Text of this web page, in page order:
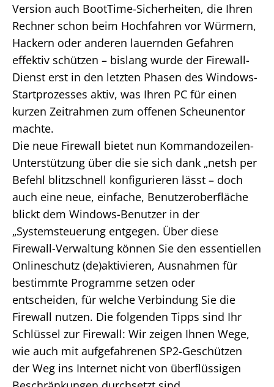
Version auch BootTime-Sicherheiten, die Ihren
Rechner schon beim Hochfahren vor Würmern,
Hackern oder anderen lauernden Gefahren
effektiv schützen – bislang wurde der Firewall-
Dienst erst in den letzten Phasen des Windows-
Startprozesses aktiv, was Ihren PC für einen
kurzen Zeitrahmen zum offenen Scheunentor
machte.
Die neue Firewall bietet nun Kommandozeilen-
Unterstützung über die sie sich dank „netsh per
Befehl blitzschnell konfigurieren lässt – doch
auch eine neue, einfache, Benutzeroberfläche
blickt dem Windows-Benutzer in der
„Systemsteuerung entgegen. Über diese
Firewall-Verwaltung können Sie den essentiellen
Onlineschutz (de)aktivieren, Ausnahmen für
bestimmte Programme setzen oder
entscheiden, für welche Verbindung Sie die
Firewall nutzen. Die folgenden Tipps sind Ihr
Schlüssel zur Firewall: Wir zeigen Ihnen Wege,
wie auch mit aufgefahrenen SP2-Geschützen
der Weg ins Internet nicht von überflüssigen